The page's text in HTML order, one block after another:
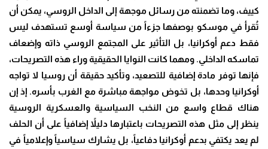
كييف، وما تضمنته من رسائل موجهة إلى الداخل الروسي، يمكن أن
تُقرأ في موسكو بوصفها جزءاً من سياسة أوسع تستهدف ليس
فقط دعم أوكرانيا، بل التأثير على المجتمع الروسي ذاته وإضعاف
تماسكه الداخلي. ومهما كانت النوايا الحقيقية وراء هذه التصريحات،
فإنها توفر مادة إضافية للتصعيد، وتأكيد حقيقة أن روسيا لا تواجه
أوكرانيا وحدها، بل تخوض مواجهة مباشرة مع الغرب بأسره. إذ إن
هناك قطاع واسع من النخب السياسية والعسكرية الروسية
ينظر إلى مثل هذه التصريحات باعتبارها دليلاً إضافياً على أن الحلف
لم يعد يكتفي بدعم أوكرانيا دفاعياً، بل يشارك سياسياً وإعلامياً في